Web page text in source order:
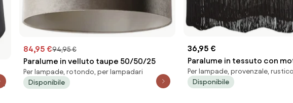
84,95 €94,95 €
Paralume in velluto taupe 50/50/25
Per lampade, rotondo, per lampadari
Disponibile
36,95 €
Paralume in tessuto con
floreale e interno bianco
Heritage
Per lampade, provenzale, rustico
Disponibile